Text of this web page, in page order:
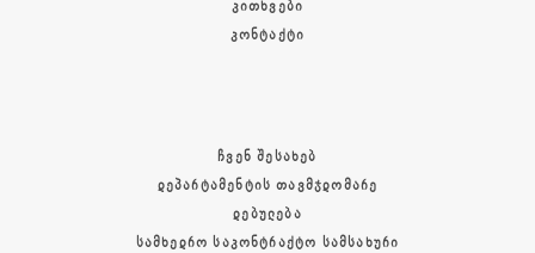
ᲙᲘᲗᲮᲕᲔᲑᲘ
ᲙᲝᲜᲢᲐᲥᲢᲘ
ᲩᲕᲔᲜ ᲨᲔᲡᲐᲮᲔᲑ
ᲓᲔᲞᲐᲠᲢᲐᲛᲔᲜᲢᲘᲡ ᲗᲐᲕᲛᲯᲓᲝᲛᲐᲠᲔ
ᲓᲔᲑᲣᲚᲔᲑᲐ
ᲡᲐᲛᲮᲔᲓᲠᲝ ᲡᲐᲙᲝᲜᲢᲠᲐᲥᲢᲝ ᲡᲐᲛᲡᲐᲮᲣᲠᲘ